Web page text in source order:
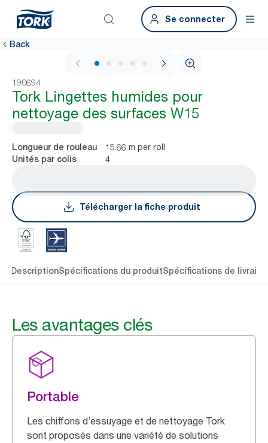
Se connecter
Back
1 / 5
190694
Tork Lingettes humides pour
nettoyage des surfaces W15
Longueur de rouleau 15.66 m per roll
Unités par colis 4
Télécharger la fiche produit
DescriptionSpécifications du produitSpécifications de
Les avantages clés
Portable
Les chiffons d’essuyage et de nettoyage Tork
sont proposés dans une variété de solutions